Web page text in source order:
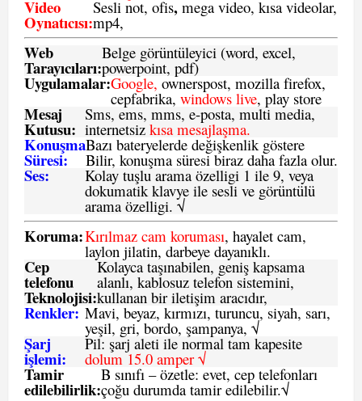
Video
Oynatıcısı:
Sesli not, ofis, mega video, kısa videolar,
mp4,
Web
Tarayıcıları:
Belge görüntüleyici (word, excel,
powerpoint, pdf)
Uygulamalar:Google, ownerspost, mozilla firefox,
cepfabrika, windows live, play store
Mesaj
Kutusu:
Sms, ems, mms, e-posta, multi media,
internetsiz kısa mesajlaşma.
Konuşma
Süresi:
Bazı bateryelerde değişkenlik göstere
Bilir, konuşma süresi biraz daha fazla olur.
Ses: Kolay tuşlu arama özelligi 1 ile 9, veya
dokumatik klavye ile sesli ve görüntülü
arama özelligi. √
Koruma:Kırılmaz cam koruması, hayalet cam,
laylon jilatin, darbeye dayanıklı.
Cep
telefonu
Teknolojisi:
Kolayca taşınabilen, geniş kapsama
alanlı, kablosuz telefon sistemini,
kullanan bir iletişim aracıdır,
Renkler: Mavi, beyaz, kırmızı, turuncu, siyah, sarı,
yeşil, gri, bordo, şampanya, √
Şarj
işlemi:
Pil: şarj aleti ile normal tam kapesite
dolum 15.0 amper √
Tamir
edilebilirlik:
B sınıfı – özetle: evet, cep telefonları
çoğu durumda tamir edilebilir.√